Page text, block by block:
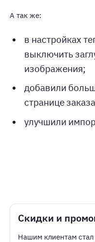
А так же:
в настройках
выключить
изображения;
добавили
странице
улучшили
Скидки и
Нашим клиентам